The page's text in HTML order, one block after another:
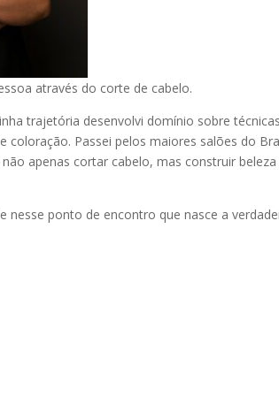
através do corte de cabelo.
trajetória desenvolvi domínio sobre técnicas
Passei pelos maiores salões do
apenas cortar cabelo, mas construir beleza
ponto de encontro que nasce a